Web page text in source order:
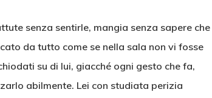
senza sentirle, mangia senza sapere che
da tutto come se nella sala non vi fosse
su di lui, giacché ogni gesto che fa,
abilmente. Lei con studiata perizia